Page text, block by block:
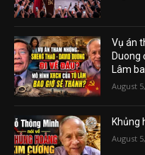
Vụ án
Duong
Lâm
August
Khủng
August